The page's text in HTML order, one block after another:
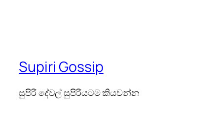
Supiri Gossip
සුපිරි දේවල් සුපිරියටම කියවන්න